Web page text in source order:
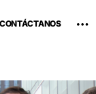
CONTÁCTANOS